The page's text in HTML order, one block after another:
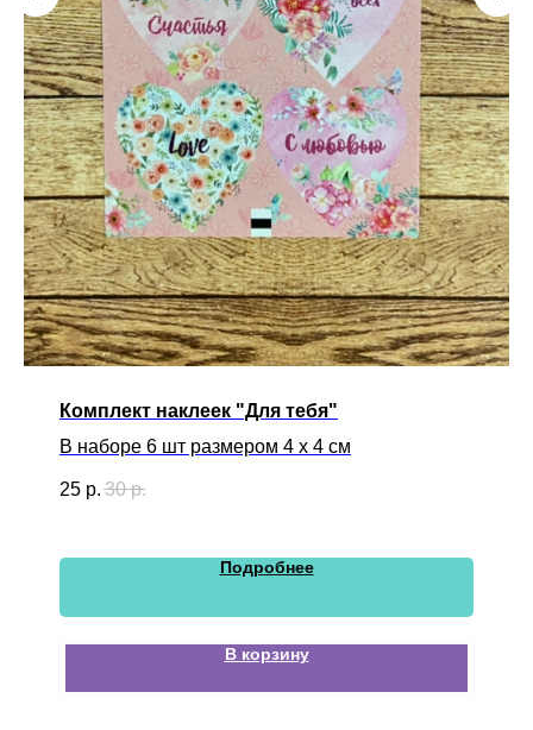
Комплект наклеек "Для тебя"
В наборе 6 шт размером 4 х 4 см
25 р. 30 р.
Подробнее
В корзину